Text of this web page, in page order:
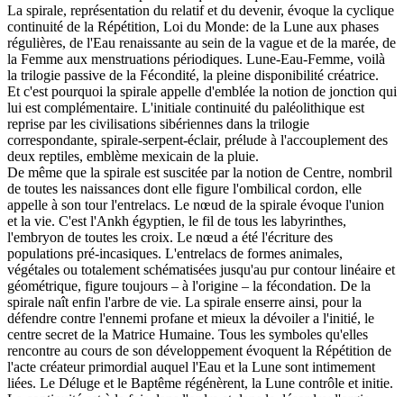
La spirale, représentation du relatif et du devenir, évoque la cyclique
continuité de la Répétition, Loi du Monde: de la Lune aux phases
régulières, de l'Eau renaissante au sein de la vague et de la marée, de
la Femme aux menstruations périodiques. Lune-Eau-Femme, voilà
la trilogie passive de la Fécondité, la pleine disponibilité créatrice.
Et c'est pourquoi la spirale appelle d'emblée la notion de jonction qui
lui est complémentaire. L'initiale continuité du paléolithique est
reprise par les civilisations sibériennes dans la trilogie
correspondante, spirale-serpent-éclair, prélude à l'accouplement des
deux reptiles, emblème mexicain de la pluie.
De même que la spirale est suscitée par la notion de Centre, nombril
de toutes les naissances dont elle figure l'ombilical cordon, elle
appelle à son tour l'entrelacs. Le nœud de la spirale évoque l'union
et la vie. C'est l'Ankh égyptien, le fil de tous les labyrinthes,
l'embryon de toutes les croix. Le nœud a été l'écriture des
populations pré-incasiques. L'entrelacs de formes animales,
végétales ou totalement schématisées jusqu'au pur contour linéaire et
géométrique, figure toujours – à l'origine – la fécondation. De la
spirale naît enfin l'arbre de vie. La spirale enserre ainsi, pour la
défendre contre l'ennemi profane et mieux la dévoiler a l'initié, le
centre secret de la Matrice Humaine. Tous les symboles qu'elles
rencontre au cours de son développement évoquent la Répétition de
l'acte créateur primordial auquel l'Eau et la Lune sont intimement
liées. Le Déluge et le Baptême régénèrent, la Lune contrôle et initie.